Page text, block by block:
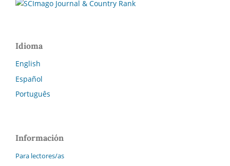
Idioma
English
Español
Português
Información
Para lectores/as